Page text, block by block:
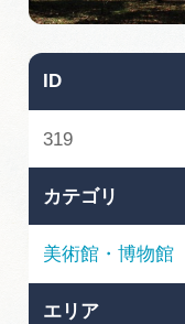
旅の予約
ぎふ旅レポ
早わかり岐阜
買い物・お土
ID
319
カテゴリ
美術館・博物館
エリア